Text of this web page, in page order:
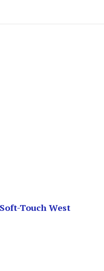
Touch West